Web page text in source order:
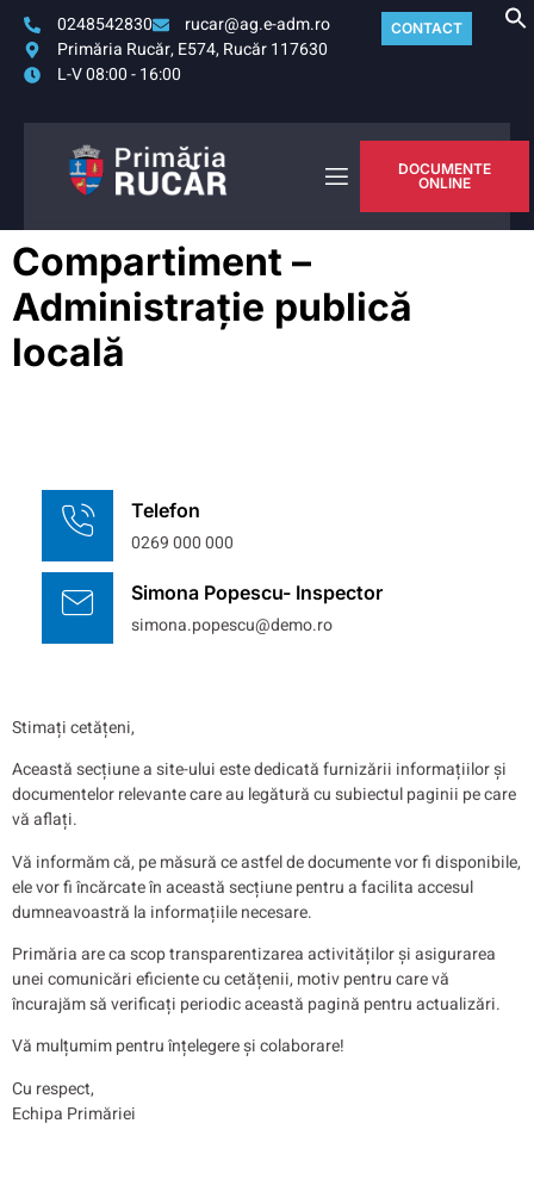
0248542830
rucar@ag.e-adm.ro
Primăria Rucăr, E574, Rucăr 117630
L-V 08:00 - 16:00
CONTACT
DOCUMENTE
ONLINE
Compartiment –
Administrație publică
locală
Telefon
0269 000 000
Simona Popescu- Inspector
simona.popescu@demo.ro
Stimați cetățeni,
Această secțiune a site-ului este dedicată furnizării informațiilor și
documentelor relevante care au legătură cu subiectul paginii pe care
vă aflați.
Vă informăm că, pe măsură ce astfel de documente vor fi disponibile,
ele vor fi încărcate în această secțiune pentru a facilita accesul
dumneavoastră la informațiile necesare.
Primăria are ca scop transparentizarea activităților și asigurarea
unei comunicări eficiente cu cetățenii, motiv pentru care vă
încurajăm să verificați periodic această pagină pentru actualizări.
Vă mulțumim pentru înțelegere și colaborare!
Cu respect,
Echipa Primăriei